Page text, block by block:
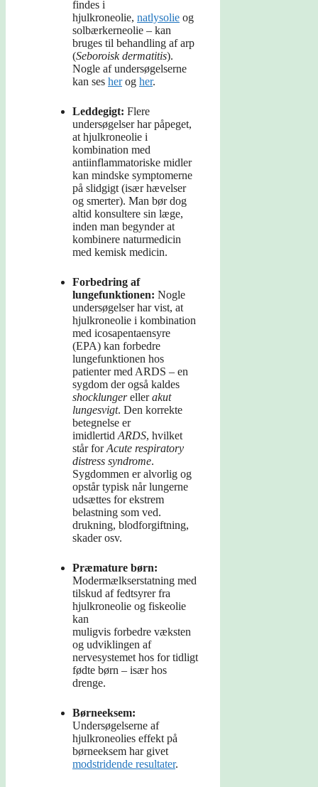
findes i
hjulkroneolie, natlysolie og
solbærkerneolie – kan
bruges til behandling af arp
(Seboroisk dermatitis).
Nogle af undersøgelserne
kan ses herog her.
Leddegigt: Flere
undersøgelser har påpeget,
at hjulkroneolie i
kombination med
antiinflammatoriske midler
kan mindske symptomerne
på slidgigt (især hævelser
og smerter). Man bør dog
altid konsultere sin læge,
inden man begynder at
kombinere naturmedicin
med kemisk medicin.
Forbedring af
lungefunktionen: Nogle
undersøgelser har vist, at
hjulkroneolie i kombination
med icosapentaensyre
(EPA) kan forbedre
lungefunktionen hos
patienter med ARDS – en
sygdom der også kaldes
shocklungerellerakut
lungesvigt. Den korrekte
betegnelse er
imidlertid ARDS, hvilket
står forAcute respiratory
distress syndrome.
Sygdommen er alvorlig og
opstår typisk når lungerne
udsættes for ekstrem
belastning som ved.
drukning, blodforgiftning,
skader osv.
Præmature børn:
Modermælkserstatning med
tilskud af fedtsyrer fra
hjulkroneolie og fiskeolie
kan
muligvis forbedre væksten
og udviklingen af
nervesystemet hos for tidligt
fødte børn – især hos
drenge.
Børneeksem:
Undersøgelserne af
hjulkroneolies effekt på
børneeksem har givet
modstridende resultater.